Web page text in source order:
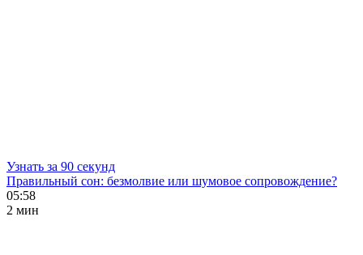
Узнать за 90 секунд
Правильный сон: безмолвие или шумовое сопровождение?
05:58
2 мин